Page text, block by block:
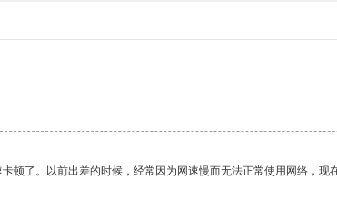
了。以前出差的时候，经常因为网速慢而无法正常使用网络，现